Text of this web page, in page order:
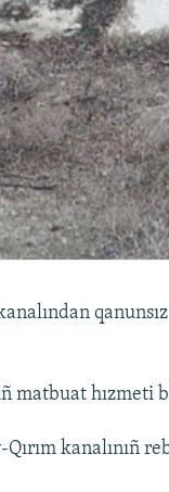
matbuat hızmeti
kanalınıñ